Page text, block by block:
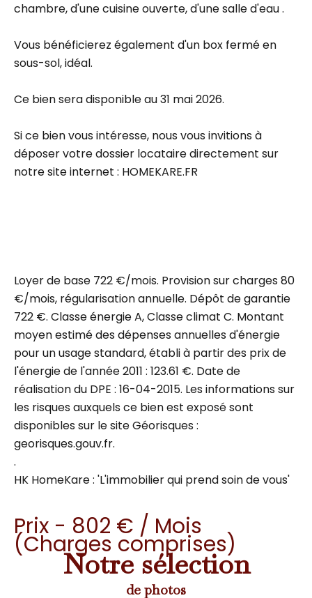
chambre, d'une cuisine ouverte, d'une salle d'eau .
Vous bénéficierez également d'un box fermé en
sous-sol, idéal.
Ce bien sera disponible au 31 mai 2026.
Si ce bien vous intéresse, nous vous invitions à
déposer votre dossier locataire directement sur
notre site internet : HOMEKARE.FR
Loyer de base 722 €/mois. Provision sur charges 80
€/mois, régularisation annuelle. Dépôt de garantie
722 €. Classe énergie A, Classe climat C. Montant
moyen estimé des dépenses annuelles d'énergie
pour un usage standard, établi à partir des prix de
l'énergie de l'année 2011 : 123.61 €. Date de
réalisation du DPE : 16-04-2015. Les informations sur
les risques auxquels ce bien est exposé sont
disponibles sur le site Géorisques :
georisques.gouv.fr.
.
HK HomeKare : 'L'immobilier qui prend soin de vous'
Prix - 802 € / Mois
(Charges comprises)
Notre sélection
de photos